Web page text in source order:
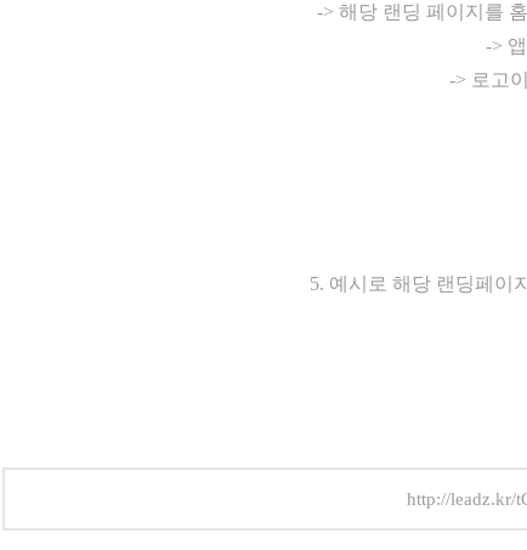
-> 해당 랜딩 페이지를
->
-> 로고
5. 예시로 해당 랜딩페이
http://leadz.kr/